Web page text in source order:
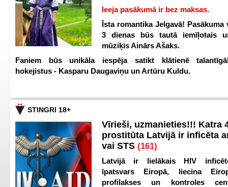
Ieeja pasākumā ir bez maksas.
Īsta romantika Jelgavā! Pasākuma
3 dienas būs tautā iemīļotais
mūziķis Ainārs Ašaks.
Faniem būs unikāla iespēja satikt klātienē
hokejistus - Kasparu Daugaviņu un Artūru Kuldu.
STINGRI 18+
Vīrieši, uzmanieties!!! Katra
prostitūta Latvijā ir inficēta
vai STS (161)
Latvijā ir lielākais HIV
īpatsvars Eiropā, liecina
profilakses un kontroles